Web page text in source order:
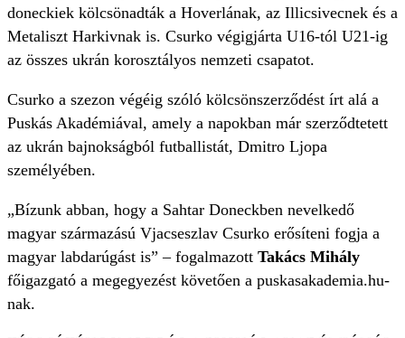
doneckiek kölcsönadták a Hoverlának, az Illicsivecnek és a
Metaliszt Harkivnak is. Csurko végigjárta U16-tól U21-ig
az összes ukrán korosztályos nemzeti csapatot.
Csurko a szezon végéig szóló kölcsönszerződést írt alá a
Puskás Akadémiával, amely a napokban már szerződtetett
az ukrán bajnokságból futballistát, Dmitro Ljopa
személyében.
„Bízunk abban, hogy a Sahtar Doneckben nevelkedő
magyar származású Vjacseszlav Csurko erősíteni fogja a
magyar labdarúgást is” – fogalmazott Takács Mihály
főigazgató a megegyezést követően a puskasakademia.hu-
nak.